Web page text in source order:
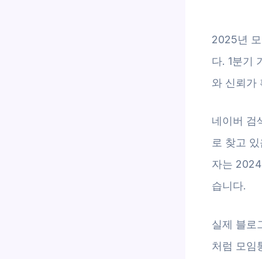
2025년
다. 1분기
와 신뢰가
네이버 검
로 찾고
자는
습니다.
실제 블로
처럼 모임